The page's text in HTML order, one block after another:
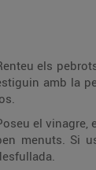
els
amb la
el vinagre,
menuts. Si